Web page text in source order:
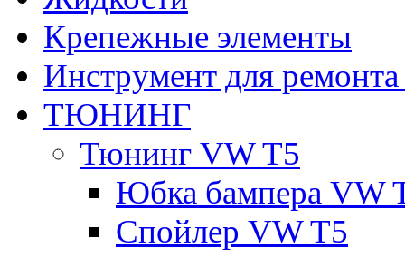
Крепежные элементы
Инструмент для
ТЮНИНГ
Тюнинг VW T5
Юбка бампера VW
Спойлер VW T5